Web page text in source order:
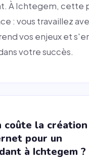
À Ichtegem, cette
: vous travaillez
vos enjeux et
votre succès.
coûte la
pour un
à Ichtegem ?